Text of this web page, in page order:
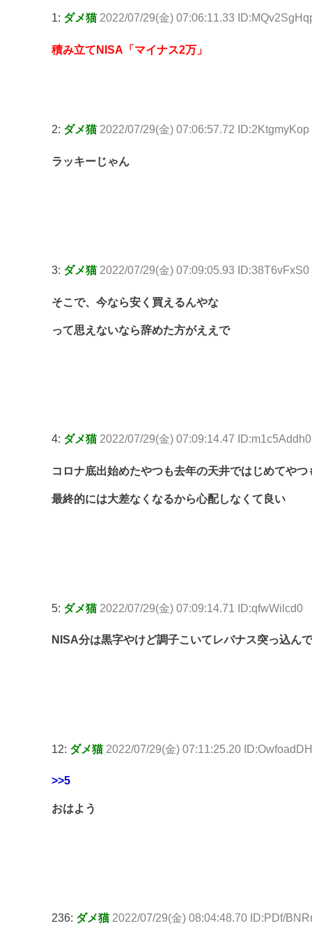
1: ダメ猫 2022/07/29(金) 07:06:11.33
積み立てNISA「マイナス2万」
2: ダメ猫 2022/07/29(金) 07:06:57.72 ID:2KtgmyKop
ラッキーじゃん
3: ダメ猫 2022/07/29(金) 07:09:05.93 ID:38T6vFxS0
そこで、今なら安く買えるんやな
って思えないなら辞めた方がええで
4: ダメ猫 2022/07/29(金) 07:09:14.47 ID:m1c5Addh0
コロナ底出始めたやつも去年の天井ではじめてやつ
最終的には大差なくなるから心配しなくて良い
5: ダメ猫 2022/07/29(金) 07:09:14.71 ID:qfwWilcd0
NISA分は黒字やけど調子こいてレバナス突っ込ん
12: ダメ猫 2022/07/29(金) 07:11:25.20
>>5
おはよう
236: ダメ猫 2022/07/29(金) 08:04:48.70 ID:PDf/